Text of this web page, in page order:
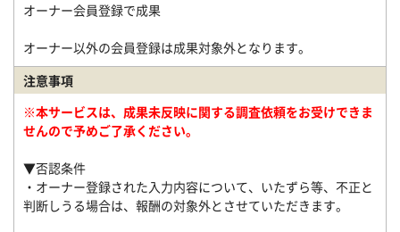
オーナー会員登録で成果
オーナー以外の会員登録は成果対象外となります。
注意事項
※本サービスは、成果未反映に関する調査依頼をお受けできま
せんので予めご了承ください。
▼否認条件
・オーナー登録された入力内容について、いたずら等、不正と
判断しうる場合は、報酬の対象外とさせていただきます。